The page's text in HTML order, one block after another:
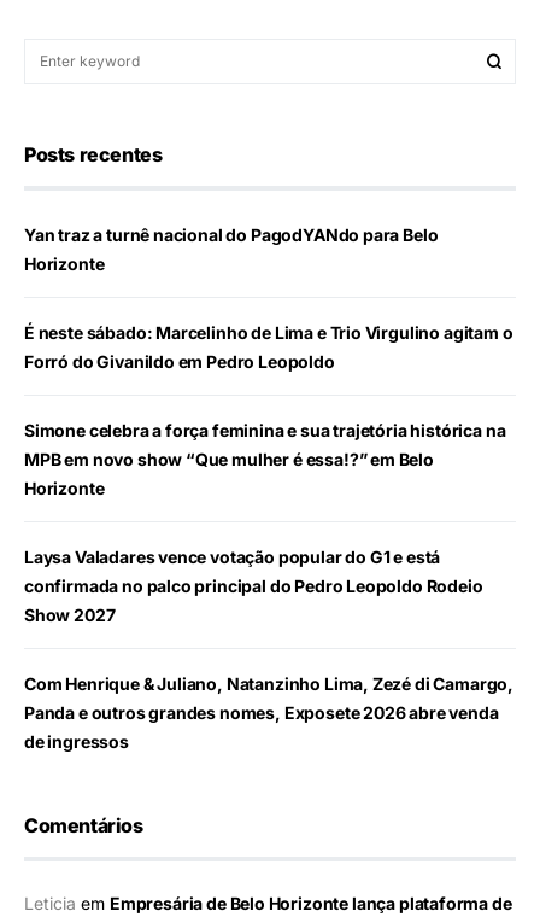
Posts recentes
Yan traz a turnê nacional do PagodYANdo para Belo
Horizonte
É neste sábado: Marcelinho de Lima e Trio Virgulino agitam o
Forró do Givanildo em Pedro Leopoldo
Simone celebra a força feminina e sua trajetória histórica na
MPB em novo show “Que mulher é essa!?” em Belo
Horizonte
Laysa Valadares vence votação popular do G1 e está
confirmada no palco principal do Pedro Leopoldo Rodeio
Show 2027
Com Henrique & Juliano, Natanzinho Lima, Zezé di Camargo,
Panda e outros grandes nomes, Exposete 2026 abre venda
de ingressos
Comentários
Leticia em Empresária de Belo Horizonte lança plataforma de